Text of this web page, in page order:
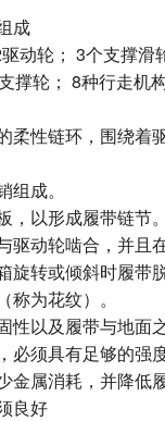
成
动轮； 3个支撑滑
撑轮； 8种行走机
柔性链环，围绕着
组成。
，以形成履带链节。
驱动轮啮合，并且
旋转或倾斜时履带
称为花纹）。
性以及履带与地面
必须具有足够的强
金属消耗，并降低
良好